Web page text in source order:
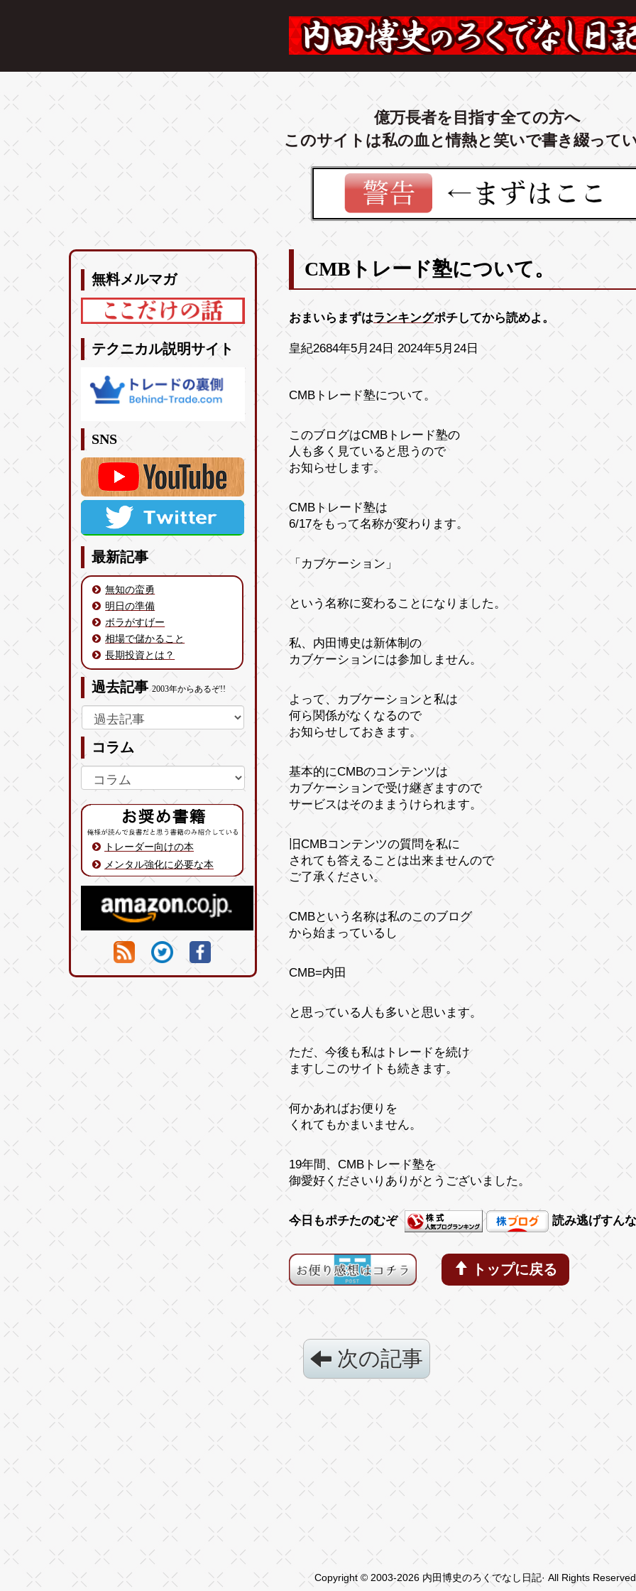
億万長者を目指す全ての方へ
このサイトは私の血と情熱と笑いで書き綴って
無料メルマガ
テクニカル説明サイト
SNS
最新記事
無知の蛮勇
明日の準備
ボラがすげー
相場で儲かること
長期投資とは？
過去記事2003年からあるぞ!!
コラム
トレーダー向けの本
メンタル強化に必要な本
CMBトレード塾について。
おまいらまずはランキングポチしてから読めよ。
皇紀2684年5月24日 2024年5月24日
CMBトレード塾について。
このブログはCMBトレード塾の
人も多く見ていると思うので
お知らせします。
CMBトレード塾は
6/17をもって名称が変わります。
「カブケーション」
という名称に変わることになりました。
私、内田博史は新体制の
カブケーションには参加しません。
よって、カブケーションと私は
何ら関係がなくなるので
お知らせしておきます。
基本的にCMBのコンテンツは
カブケーションで受け継ぎますので
サービスはそのままうけられます。
旧CMBコンテンツの質問を私に
されても答えることは出来ませんので
ご了承ください。
CMBという名称は私のこのブログ
から始まっているし
CMB=内田
と思っている人も多いと思います。
ただ、今後も私はトレードを続け
ますしこのサイトも続きます。
何かあればお便りを
くれてもかまいません。
19年間、CMBトレード塾を
御愛好くださいりありがとうございました。
今日もポチたのむぞ 読み逃げすん
トップに戻る
次の記事
Copyright © 2003-2026 内田博史のろくでなし日記· All Rights